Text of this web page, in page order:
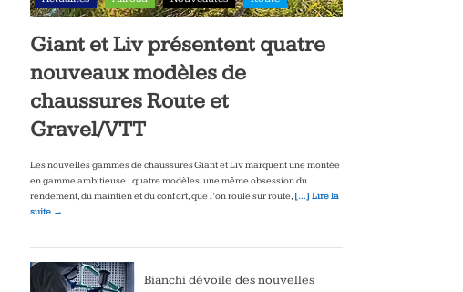
Giant et Liv présentent quatre
nouveaux modèles de
chaussures Route et
Gravel/VTT
Les nouvelles gammes de chaussures Giant et Liv marquent une montée
en gamme ambitieuse : quatre modèles, une même obsession du
rendement, du maintien et du confort, que l’on roule sur route, […] Lire la
suite →
Bianchi dévoile des nouvelles